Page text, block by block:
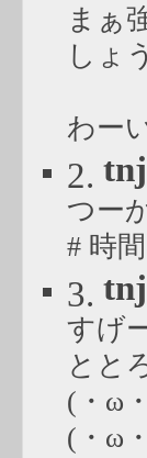
まぁ
しょう
わー
2.
つー
# 時
3.
すげ
とと
(・ω
(・ω